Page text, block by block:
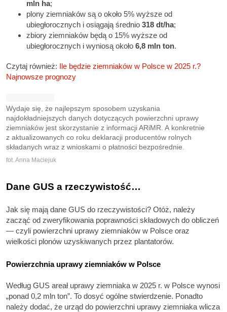
mln ha;
plony ziemniaków są o około 5% wyższe od
ubiegłorocznych i osiągają średnio 318 dt/ha;
zbiory ziemniaków będą o 15% wyższe od
ubiegłorocznych i wyniosą około 6,8 mln ton.
Czytaj również: Ile będzie ziemniaków w Polsce w 2025 r.?
Najnowsze prognozy
Wydaje się, że najlepszym sposobem uzyskania
najdokładniejszych danych dotyczących powierzchni uprawy
ziemniaków jest skorzystanie z informacji ARiMR. A konkretnie
z aktualizowanych co roku deklaracji producentów rolnych
składanych wraz z wnioskami o płatności bezpośrednie.
fot. Anna Maciejuk
Dane GUS a rzeczywistość…
Jak się mają dane GUS do rzeczywistości? Otóż, należy
zacząć od zweryfikowania poprawności składowych do obliczeń
— czyli powierzchni uprawy ziemniaków w Polsce oraz
wielkości plonów uzyskiwanych przez plantatorów.
Powierzchnia uprawy ziemniaków w Polsce
Według GUS areał uprawy ziemniaka w 2025 r. w Polsce wynosi
„ponad 0,2 mln ton”. To dosyć ogólne stwierdzenie. Ponadto
należy dodać, że urząd do powierzchni uprawy ziemniaka wlicza